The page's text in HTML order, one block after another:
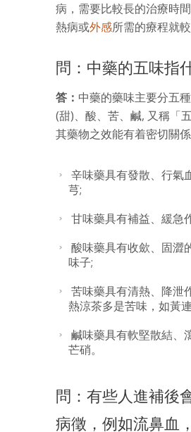
病，需要比較長的治療時
熱病或外感所需的療程就較
問：中藥的五味指
答： 中藥的藥味主要分五
(甜)、酸、苦、鹹, 又稱「
其藥物之效能有着密切關係
辛味藥具有發散、行氣
芎;
甘味藥具有補益、緩急
酸味藥具有收歛、固澀
味子;
苦味藥具有清熱、降泄
熱涼茶多是苦味，如黃
鹹味藥具有軟堅散結、
芒硝。
問：有些人進補後
病徵，例如流鼻血